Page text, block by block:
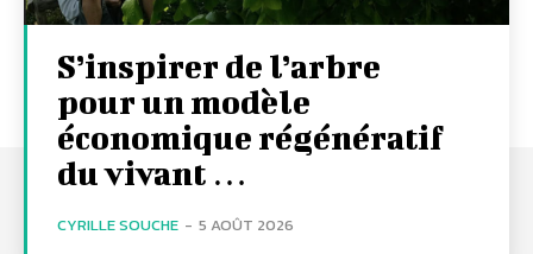
S’inspirer de l’arbre
pour un modèle
économique régénératif
du vivant …
CYRILLE SOUCHE - 5 AOÛT 2026